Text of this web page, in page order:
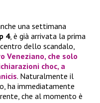
una settimana
4, è già arrivata la prima
dello scandalo,
Veneziano, che solo
choc, a
. Naturalmente il
ha immediatamente
che al momento è